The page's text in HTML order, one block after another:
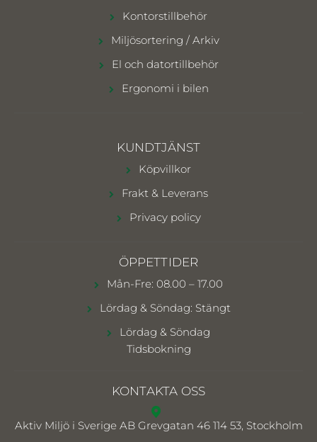
Kontorstillbehör
Miljösortering / Arkiv
El och datortillbehör
Ergonomi i bilen
KUNDTJÄNST
Köpvillkor
Frakt & Leverans
Privacy policy
ÖPPETTIDER
Mån-Fre: 08.00 – 17.00
Lördag & Söndag: Stängt
Lördag & Söndag
Tidsbokning
KONTAKTA OSS
Aktiv Miljö i Sverige AB Grevgatan 46 114 53, Stockholm